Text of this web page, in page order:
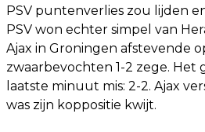
PSV puntenverlies zou lijden
PSV won echter simpel van
Ajax in Groningen afstevende
zwaarbevochten 1-2 zege. Het
laatste minuut mis: 2-2. Ajax
was zijn koppositie kwijt.